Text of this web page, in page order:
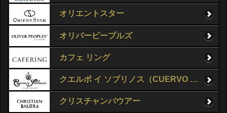
オリエントスター
オリバーピープルズ
カフェ リング
クエルボ イ ソブリノス（CUERVO Y SOBRINOS）
クリスチャンバウアー